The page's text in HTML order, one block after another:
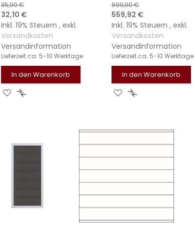
35,90 €
Sonderangebot
32,10 €
Inkl. 19% Steuern , exkl.
Versandkosten
Versandinformation
Lieferzeit ca. 5-10 Werktage
In den Warenkorb
ZURZUR
699,90 €
Sonderangebot
559,92 €
Inkl. 19% Steuern,exkl.
Versandkosten
Versandinformation
Lieferzeit ca. 5-10 Werktage
In den Warenkorb
ZURZUR